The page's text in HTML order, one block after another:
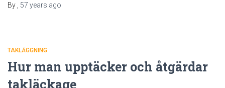
By
57 years ago
TAKLÄGGNING
Hur man upptäcker och åtgärdar
takläckage